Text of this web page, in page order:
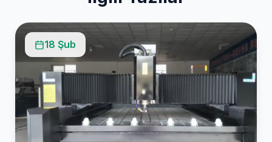
18 Şub